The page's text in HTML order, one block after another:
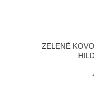
ZELENÉ